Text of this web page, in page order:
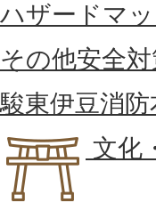
ハザードマ
その他安全
駿東伊豆消防
文化